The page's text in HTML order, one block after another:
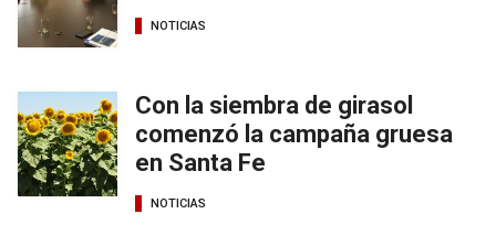
NOTICIAS
Con la siembra de girasol
comenzó la campaña gruesa
en Santa Fe
NOTICIAS